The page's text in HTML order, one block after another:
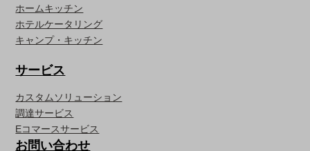
ホームキッチン
ホテルケータリング
キャンプ・キッチン
サービス
カスタムソリューション
調達サービス
Eコマースサービス
お問い合わせ